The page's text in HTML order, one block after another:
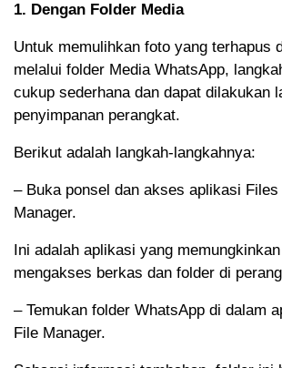
1. Dengan Folder Media
Untuk memulihkan foto yang terhapus
melalui folder Media WhatsApp,
cukup sederhana dan dapat dilakukan
penyimpanan perangkat.
Berikut adalah langkah-langkahnya:
– Buka ponsel dan akses aplikasi Files
Manager.
Ini adalah aplikasi yang
mengakses berkas dan folder di
– Temukan folder WhatsApp di dalam
File Manager.